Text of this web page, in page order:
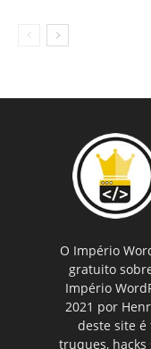
O Império
gratuito
Império
2021 por
deste site
truques,